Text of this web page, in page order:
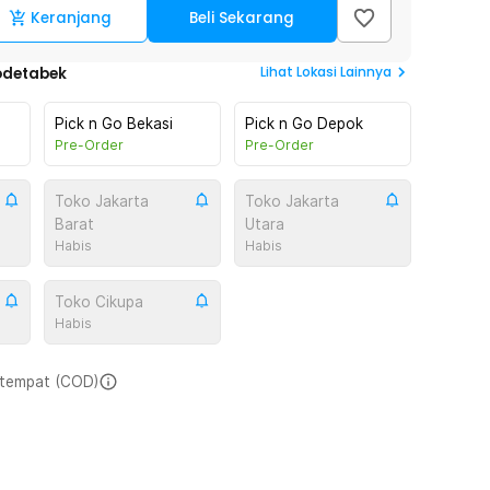
Keranjang Beli Sekarang
Lihat Lokasi Lainnya
Pick n Go Bekasi
Pre-Order
Pick n Go Depok
Pre-Order
Toko Jakarta
Barat
Habis
Toko Jakarta
Utara
Habis
Toko Cikupa
Habis
(COD)